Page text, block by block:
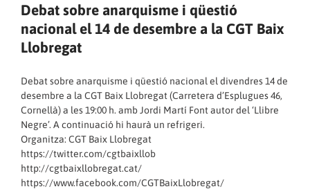
Debat sobre anarquisme i qüestió
nacional el 14 de desembre a la CGT Baix
Llobregat
Debat sobre anarquisme i qüestió nacional el divendres 14 de
desembre a la CGT Baix Llobregat (Carretera d’Esplugues 46,
Cornellà) a les 19:00 h. amb Jordi Martí Font autor del ‘Llibre
Negre’. A continuació hi haurà un refrigeri.
Organitza: CGT Baix Llobregat
https://twitter.com/cgtbaixllob
http://cgtbaixllobregat.cat/
https://www.facebook.com/CGTBaixLlobregat/